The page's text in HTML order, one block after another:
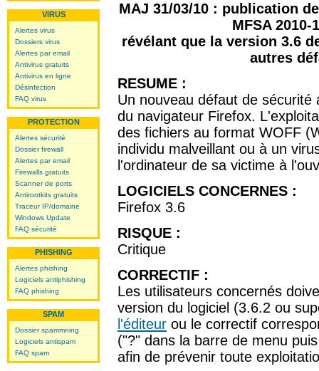
VIRUS
Alertes virus
Dossiers virus
Alertes par email
Antivirus gratuits
Antivirus en ligne
Désinfection
FAQ virus
PROTECTION
Alertes sécurité
Dossier firewall
Alertes par email
Firewalls gratuits
Scanner de ports
Antirootkits gratuits
Traceur IP/domaine
Windows Update
FAQ sécurité
PHISHING
Alertes phishing
Logiciels antiphishing
FAQ phishing
SPAM
Dossier spammning
Logiciels antispam
FAQ spam
MAJ 31/03/10 : publication
MFSA 2010-
révélant que la version 3.6
autres
RESUME :
Un nouveau défaut de
du navigateur Firefox.
des fichiers au format WOFF
individu malveillant ou à un
l'ordinateur de sa victime à
LOGICIELS CONCERNES :
Firefox 3.6
RISQUE :
Critique
CORRECTIF :
Les utilisateurs concernés
version du logiciel (3.6.2 ou
l'éditeur ou le correctif
("?" dans la barre de menu
afin de prévenir toute